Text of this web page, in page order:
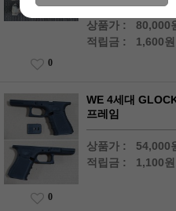
상품가 : 80,000
적립금 : 1,600원
0
WE 4세대
프레임
상품가 : 54,000
적립금 : 1,100원
0